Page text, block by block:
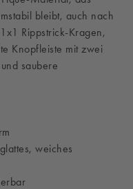
bleibt, auch nach
Rippstrick-Kragen,
Knopfleiste mit zwei
saubere
weiches